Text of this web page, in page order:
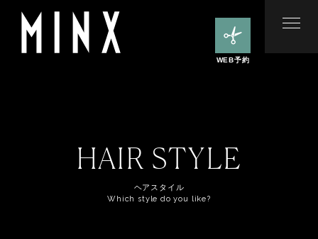
WEB予約
HAIR STYLE
ヘアスタイル
Which style do you like?